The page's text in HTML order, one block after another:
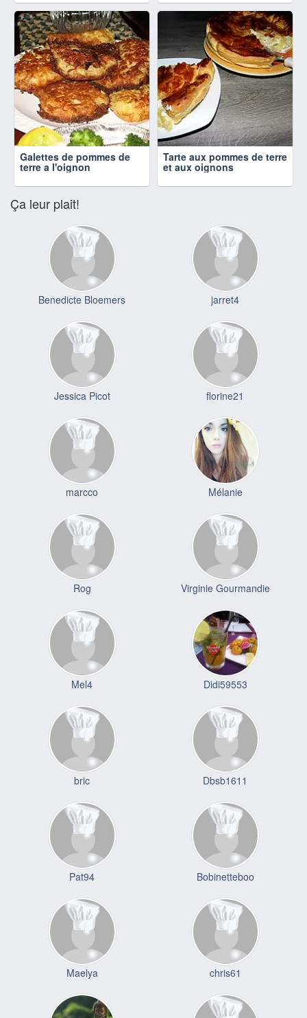
Galettes de pommes de
terre a l'oignon
Tarte aux pommes de terre
et aux oignons
Ça leur plait!
Benedicte Bloemers jarret4
Jessica Picot florine21
marcco Mélanie
Rog Virginie Gourmandie
Mel4 Didi59553
bric Dbsb1611
Pat94 Bobinetteboo
Maelya chris61